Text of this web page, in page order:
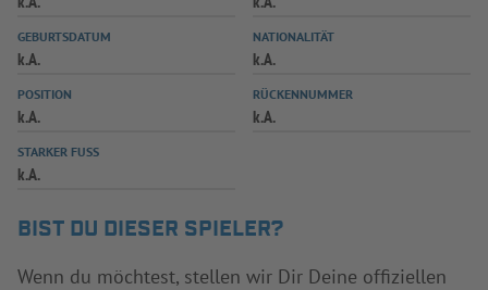
SPIELPLUS
GEBURTSDATUM
k.A.
NATIONALITÄT
k.A.
POSITION
k.A.
RÜCKENNUMMER
k.A.
STARKER FUSS
k.A.
BIST DU DIESER SPIELER?
Wenn du möchtest, stellen wir Dir Deine offiziellen